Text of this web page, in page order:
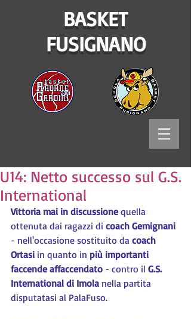
BASKET
FUSIGNANO
U14: Netto successo sul G.S.
International
Vittoria mai in discussione quella
ottenuta dai ragazzi di coach Gemignani
- nell'occasione sostituito da coach
Ortasi in quanto in più importanti
faccende affaccendato - contro il G.S.
International di Imola nella partita
disputatasi al PalaFuso.